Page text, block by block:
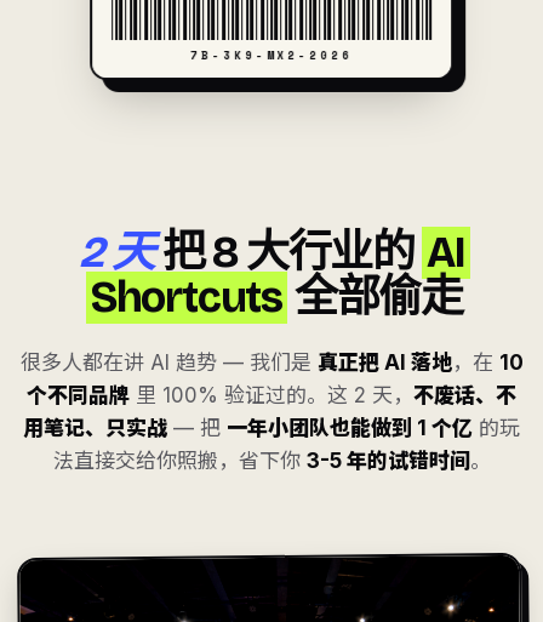
7B-3K9-MX2-2026
2 天把 8 大行业的 AI
Shortcuts 全部偷走
很多人都在讲 AI 趋势 — 我们是 真正把 AI 落地，在 10
个不同品牌 里 100% 验证过的。这 2 天， 不废话、不
用笔记、只实战 — 把 一年小团队也能做到 1 个亿 的玩
法直接交给你照搬，省下你 3-5 年的试错时间 。